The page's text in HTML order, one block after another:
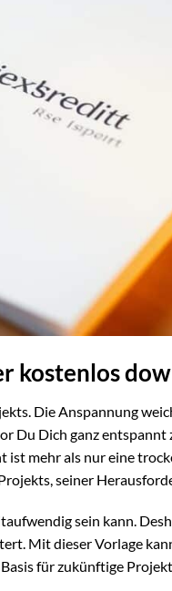
kostenlos
Die Anspannung
Du Dich ganz
mehr als nur eine
seiner
sein kann.
Mit dieser Vorlage
für zukünftige